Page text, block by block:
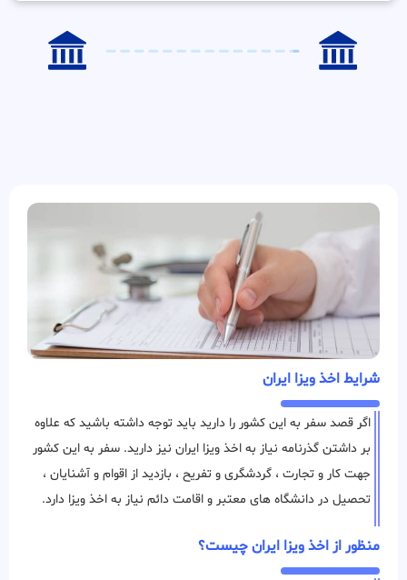
شرایط اخذ ویزا ایران
اگر قصد سفر به این کشور را دارید باید توجه داشته باشید که علاوه
بر داشتن گذرنامه نیاز به اخذ ویزا ایران نیز دارید. سفر به این کشور
جهت کار و تجارت ، گردشگری و تفریح ، بازدید از اقوام و آشنایان ،
تحصیل در دانشگاه های معتبر و اقامت دائم نیاز به اخذ ویزا دارد.
منظور از اخذ ویزا ایران چیست؟